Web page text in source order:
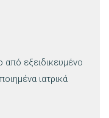
από εξειδικευμένο
ιατρικά